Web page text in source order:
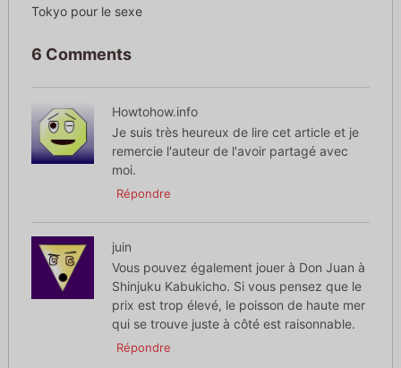
Tokyo pour le sexe
6 Comments
Howtohow.info
Je suis très heureux de lire cet article et je
remercie l'auteur de l'avoir partagé avec
moi.
Répondre
juin
Vous pouvez également jouer à Don Juan à
Shinjuku Kabukicho. Si vous pensez que le
prix est trop élevé, le poisson de haute mer
qui se trouve juste à côté est raisonnable.
Répondre